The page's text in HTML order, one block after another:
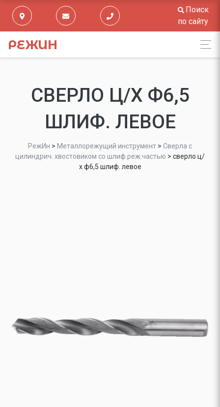
Поиск
по сайту
РЕЖИН
СВЕРЛО Ц/Х Ф6,5
ШЛИФ. ЛЕВОЕ
РежИн > Металлорежущий инструмент > Сверла с
цилиндрич. хвостовиком со шлиф.реж.частью > сверло ц/
х ф6,5 шлиф. левое